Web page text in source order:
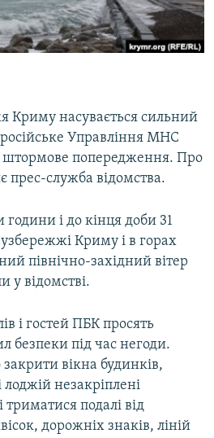
Криму насувається сильний
Управління МНС
штормове попередження. Про
прес-служба відомства.
і до кінця доби 31
Криму і в горах
північно-західний вітер
у відомстві.
і гостей ПБК просять
безпеки під час негоди.
вікна будинків,
лоджій незакріплені
подалі від
дорожніх знаків, ліній